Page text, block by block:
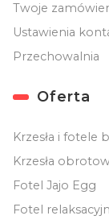
Twoje
Ustawienia
Przechowalnia
Oferta
Krzesła i fotele
Krzesła
Fotel Jajo Egg
Fotel